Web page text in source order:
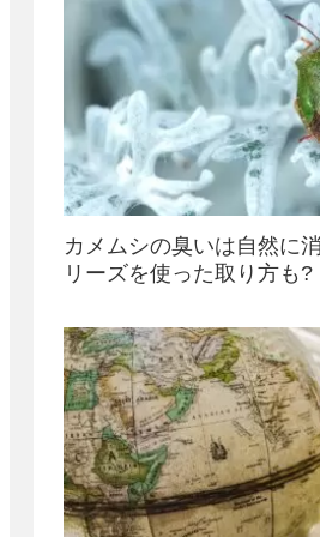
カメムシの臭いは自然に
リーズを使った取り方も?